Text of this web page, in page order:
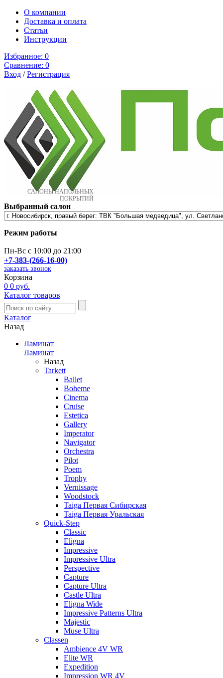
О компании
Доставка и оплата
Cтатьи
Инструкции
Избранное: 0
Сравнение: 0
Вход /Регистрация
САЛОНЫ НАПОЛЬНЫХ
ПОКРЫТИЙ
Выбранный салон
Режим работы
Пн-Вс с 10:00 до 21:00
+7-383-(266-16-00)
заказать звонок
Корзина
0 0 руб.
Каталог товаров
Каталог
Назад
Ламинат
Ламинат
Назад
Tarkett
Ballet
Boheme
Cinema
Cruise
Estetica
Gallery
Imperator
Navigator
Orchestra
Pilot
Poem
Trophy
Vernissage
Woodstock
Taiga Первая Сибирская
Taiga Первая Уральская
Quick-Step
Classic
Eligna
Impressive
Impressive Ultra
Perspective
Capture
Capture Ultra
Castle Ultra
Eligna Wide
Impressive Patterns Ultra
Majestic
Muse Ultra
Classen
Ambience 4V WR
Elite WR
Expedition
Impression WR 4V